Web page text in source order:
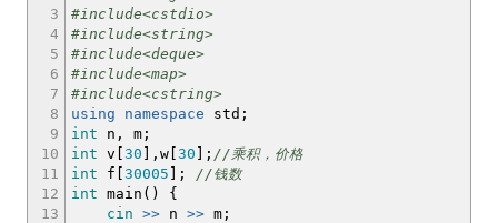
3
4
5
6
7
8
9
10
11
12
13
#include<cstdio>
#include<string>
#include<deque>
#include<map>
#include<cstring>
using
namespace std ;
int n, m ;
int v 30 ,w 30 ; //乘积，价格
int f 30005 ;
//钱数
int main ( )
{
cin >> n >> m ;